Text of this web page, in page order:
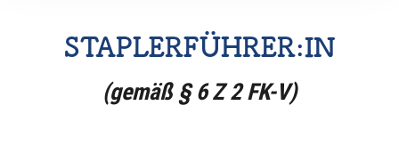
STAPLERFÜHRER:IN
(gemäß § 6 Z 2 FK-V)